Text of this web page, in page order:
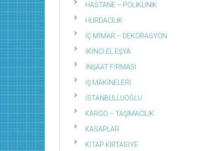
HASTANE – POLIKLINIK
HURDACILIK
İÇ MİMAR – DEKORASYON
İKİNCİ EL EŞYA
İNŞAAT FİRMASI
İŞ MAKİNELERİ
İSTANBULLUOĞLU
KARGO – TAŞIMACILIK
KASAPLAR
KİTAP KIRTASİYE